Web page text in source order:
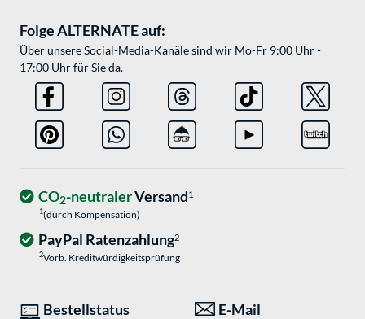
Folge ALTERNATE auf:
Über unsere Social-Media-Kanäle sind wir Mo-Fr 9:00 Uhr -
17:00 Uhr für Sie da.
CO2-neutralerVersand1
1(durch Kompensation)
PayPal Ratenzahlung2
2Vorb. Kreditwürdigkeitsprüfung
Bestellstatus
E-Mail